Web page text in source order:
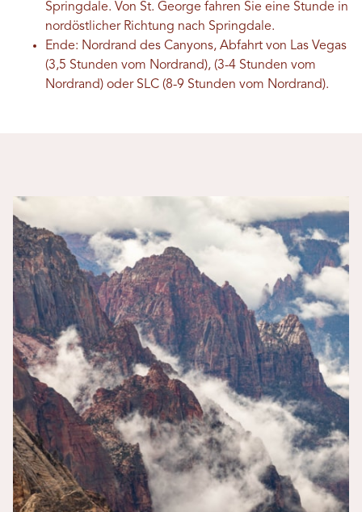
Springdale. Von St. George ​​fahren Sie eine Stunde in
nordöstlicher Richtung nach Springdale.
Ende: Nordrand des Canyons, Abfahrt von Las Vegas
(3,5 Stunden vom Nordrand), (3-4 Stunden vom
Nordrand) oder SLC (8-9 Stunden vom Nordrand).